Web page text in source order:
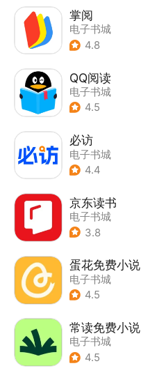
掌阅
电子书城
4.8
QQ阅读
电子书城
4.5
必访
电子书城
4.4
京东读书
电子书城
3.8
蛋花免费小说
电子书城
4.5
常读免费小说
电子书城
4.5